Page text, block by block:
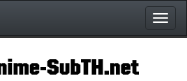
หน้า
แรก